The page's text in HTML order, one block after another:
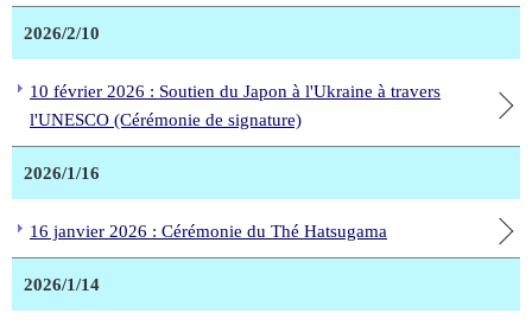
2026/2/10
10 février 2026 : Soutien du Japon à l'Ukraine à travers
l'UNESCO (Cérémonie de signature)
2026/1/16
16 janvier 2026 : Cérémonie du Thé Hatsugama
2026/1/14